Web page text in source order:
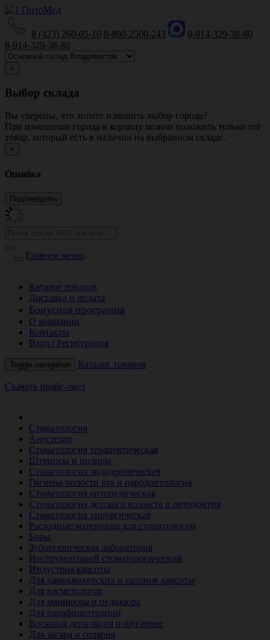
8 (423) 260-05-10 8-800-2500-243
8-914-329-38-80
8-914-329-38-80
×
Выбор склада
Вы уверены, что хотите изменить выбор города?
При изменении города в корзину можно положить только тот
товар, который есть в наличии на выбранном складе.
×
Ошибка
Главное меню
Каталог товаров
Доставка и оплата
Бонусная программа
О компании
Контакты
Вход / Регистрация
Toggle navigation Каталог товаров
Скачать прайс-лист
Стоматология
Анестезия
Стоматология терапевтическая
Штрипсы и полиры
Стоматология эндодонтическая
Гигиена полости рта и пародонтология
Стоматология ортопедическая
Стоматология детского возраста и ортодонтия
Стоматология хирургическая
Расходные материалы для стоматологии
Боры
Зуботехническая лаборатория
Инструментарий стоматологический
Индустрия красоты
Для парикмахерских и салонов красоты
Для косметологов
Для маникюра и педикюра
Для парафинотерапии
Восковая депиляция и шугаринг
Для загара и солярия